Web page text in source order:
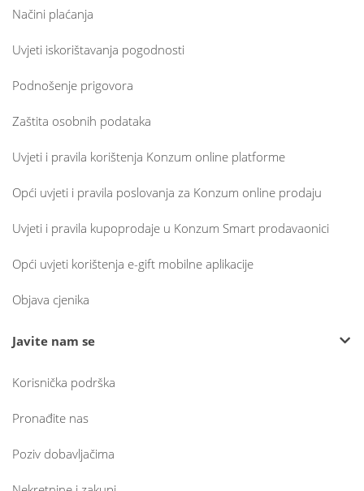
Načini plaćanja
Uvjeti iskorištavanja pogodnosti
Podnošenje prigovora
Zaštita osobnih podataka
Uvjeti i pravila korištenja Konzum online platforme
Opći uvjeti i pravila poslovanja za Konzum online prodaju
Uvjeti i pravila kupoprodaje u Konzum Smart prodavaonici
Opći uvjeti korištenja e-gift mobilne aplikacije
Objava cjenika
Javite nam se
Korisnička podrška
Pronađite nas
Poziv dobavljačima